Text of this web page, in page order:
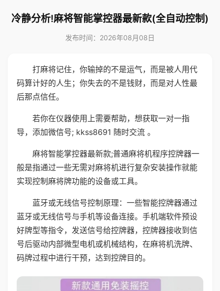
冷静分析!麻将智能掌控器最新款(全自动控制)
发布时间：2026年08月08日
打麻将记住，你输掉的不是运气，而是被人用代
码算计好的人生；你失去的不是钱财，而是对人性最
后那点信任。
若你在仪器使用上需要帮助，想获取一对一指
导，添加微信号; kkss8691 随时交流 。
麻将智能掌控器最新款;普通麻将机程序控牌器一
般是指通过一些无需对麻将机进行复杂安装操作就能
实现控制麻将牌功能的设备或工具。
蓝牙或无线信号控制原理：一些智能控牌器通过
蓝牙或无线信号与手机等设备连接。手机端软件预设
好牌型等指令，发送信号给控牌器，控牌器接收到信
号后驱动内部微型电机或机械结构，在麻将机洗牌、
码牌过程中进行干预，达到控牌目的。